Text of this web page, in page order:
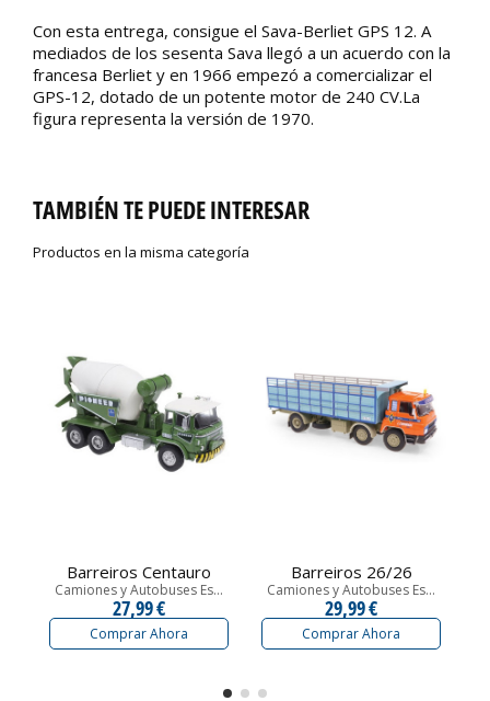
Con esta entrega, consigue el Sava-Berliet GPS 12. A
mediados de los sesenta Sava llegó a un acuerdo con la
francesa Berliet y en 1966 empezó a comercializar el
GPS-12, dotado de un potente motor de 240 CV.La
figura representa la versión de 1970.
TAMBIÉN TE PUEDE INTERESAR
Productos en la misma categoría
Barreiros Centauro
Camiones y Autobuses Es...
27,99 €
Comprar Ahora
Barreiros 26/26
Camiones y Autobuses Es...
29,99 €
Comprar Ahora